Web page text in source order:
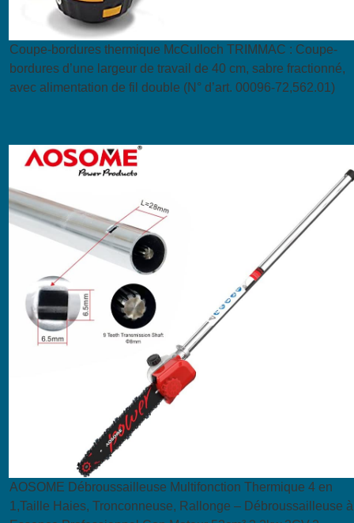
Coupe-bordures thermique McCulloch TRIMMAC : Coupe-
bordures d’une largeur de travail de 40 cm, sabre fractionné,
avec alimentation de fil double (N° d’art. 00096-72,562.01)
AOSOME Débroussailleuse Multifonction Thermique 4 en
1,Taille Haies, Tronconneuse, Rallonge – Débroussailleuse à